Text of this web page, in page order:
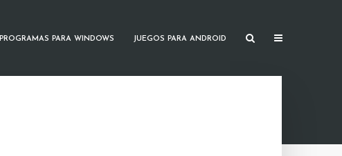
PROGRAMAS PARA WINDOWS JUEGOS PARA ANDROID